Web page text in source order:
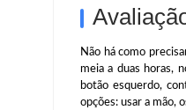
Não há como
meia a duas horas,
botão esquerdo,
opções: usar a mão,